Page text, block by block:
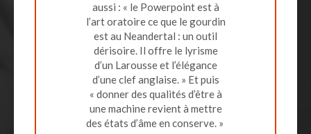
aussi : « le Powerpoint est à
l’art oratoire ce que le gourdin
est au Neandertal : un outil
dérisoire. Il offre le lyrisme
d’un Larousse et l’élégance
d’une clef anglaise. » Et puis
« donner des qualités d’être à
une machine revient à mettre
des états d’âme en conserve. »
Mathieu Baron, avocat
associé dans le cabinet
Myriam Ghirardello,